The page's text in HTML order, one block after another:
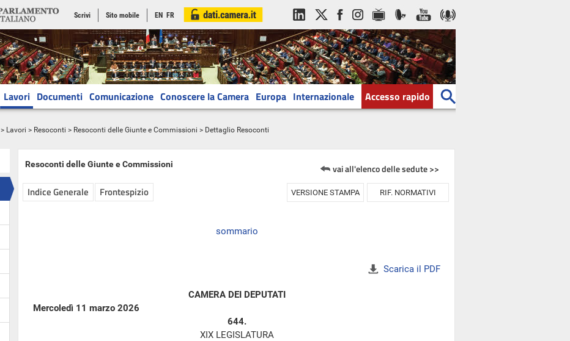
Scrivi Sito mobile EN FR
Lavori Documenti Comunicazione Conoscere la Camera Europa Internazionale Accesso rapido
> Lavori > Resoconti > Resoconti delle Giunte e Commissioni > Dettaglio Resoconti
Resoconti delle Giunte e Commissioni vai all'elenco delle sedute >>
Indice Generale Frontespizio VERSIONE STAMPA RIF. NORMATIVI
sommario
Scarica il PDF
CAMERA DEI DEPUTATI
Mercoledì 11 marzo 2026
644.
XIX LEGISLATURA